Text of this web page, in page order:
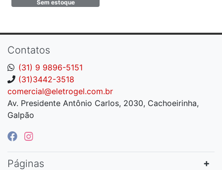
HLC15155ASem estoque
Contatos
(31) 9 9896-5151
(31)3442-3518
comercial@eletrogel.com.br
Av. Presidente Antônio Carlos, 2030, Cachoeirinha,
Galpão
Páginas